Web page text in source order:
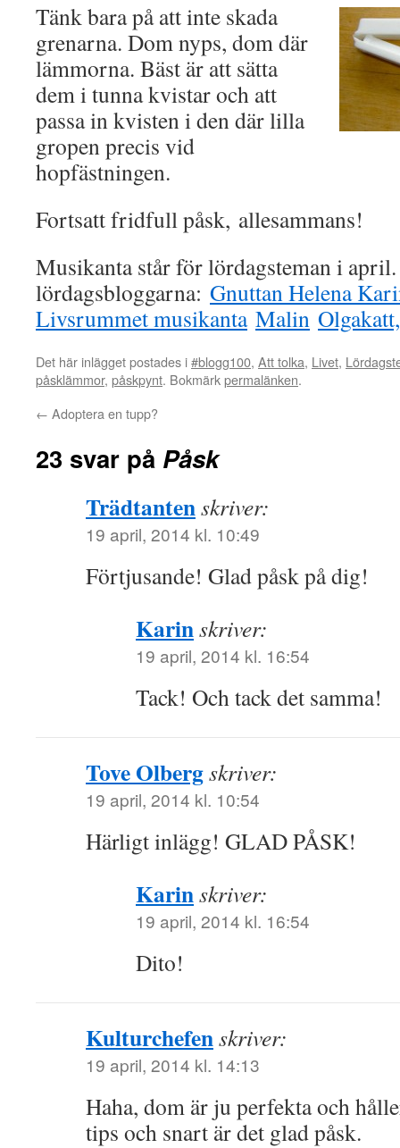
Tänk bara på att inte skada
grenarna. Dom nyps, dom där
lämmorna. Bäst är att sätta
dem i tunna kvistar och att
passa in kvisten i den där lilla
gropen precis vid
hopfästningen.
Fortsatt fridfull påsk, allesammans!
Musikanta står för lördagsteman i
lördagsbloggarna: GnuttanHelena
Livsrummetmusikanta Malin Olgakatt,
Det här inlägget postades i#blogg100, Att tolka, Livet,
påsklämmor, påskpynt. Bokmärkpermalänken.
← Adoptera en tupp?
23 svar på Påsk
Trädtantenskriver:
19 april, 2014 kl. 10:49
Förtjusande! Glad påsk på dig!
Karinskriver:
19 april, 2014 kl. 16:54
Tack! Och tack det samma!
Tove Olbergskriver:
19 april, 2014 kl. 10:54
Härligt inlägg! GLAD PÅSK!
Karinskriver:
19 april, 2014 kl. 16:54
Dito!
Kulturchefenskriver:
19 april, 2014 kl. 14:13
Haha, dom är ju perfekta och
tips och snart är det glad påsk.